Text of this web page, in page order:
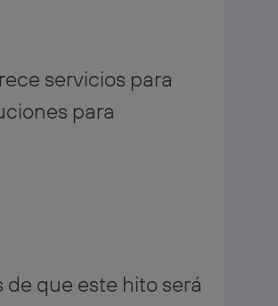
servicios para
para
que este hito será